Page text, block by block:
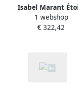
Isabel Marant
Sweater met rits
Dames
1 webshop
€ 322,42